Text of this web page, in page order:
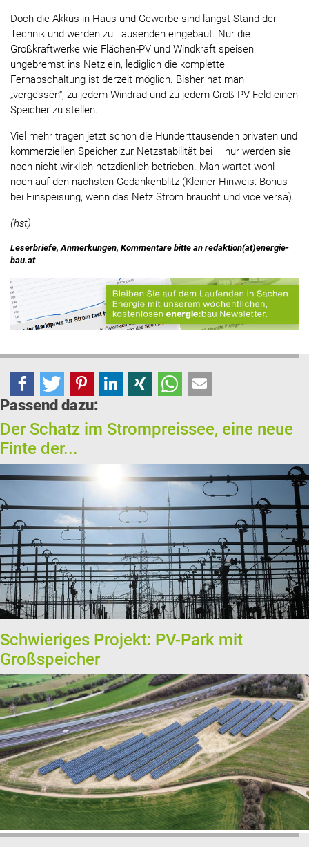
Doch die Akkus in Haus und Gewerbe sind längst Stand der
Technik und werden zu Tausenden eingebaut. Nur die
Großkraftwerke wie Flächen-PV und Windkraft speisen
ungebremst ins Netz ein, lediglich die komplette
Fernabschaltung ist derzeit möglich. Bisher hat man
„vergessen“, zu jedem Windrad und zu jedem Groß-PV-Feld einen
Speicher zu stellen.
Viel mehr tragen jetzt schon die Hunderttausenden privaten und
kommerziellen Speicher zur Netzstabilität bei – nur werden sie
noch nicht wirklich netzdienlich betrieben. Man wartet wohl
noch auf den nächsten Gedankenblitz (Kleiner Hinweis: Bonus
bei Einspeisung, wenn das Netz Strom braucht und vice versa).
(hst)
Leserbriefe, Anmerkungen, Kommentare bitte an redaktion(at)energie-
bau.at
Passend dazu:
Der Schatz im Strompreissee, eine neue
Finte der...
Schwieriges Projekt: PV-Park mit
Großspeicher